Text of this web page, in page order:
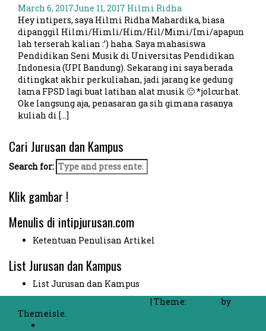
March 6, 2017June 11, 2017 Hilmi Ridha
Hey intipers, saya Hilmi Ridha Mahardika, biasa
dipanggil Hilmi/Himli/Him/Hil/Mimi/Imi/apapun
lah terserah kalian :’) haha. Saya mahasiswa
Pendidikan Seni Musik di Universitas Pendidikan
Indonesia (UPI Bandung). Sekarang ini saya berada
ditingkat akhir perkuliahan, jadi jarang ke gedung
lama FPSD lagi buat latihan alat musik 🙁 *jolcurhat.
Oke langsung aja, penasaran ga sih gimana rasanya
kuliah di […]
Cari Jurusan dan Kampus
Search for:
Klik gambar !
Menulis di intipjurusan.com
Ketentuan Penulisan Artikel
List Jurusan dan Kampus
List Jurusan dan Kampus
| Theme:
by
Themeisle.